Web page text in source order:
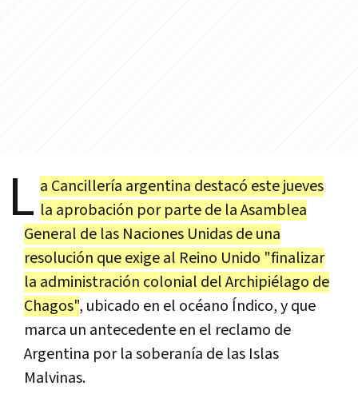
L a Cancillería argentina destacó este jueves
la aprobación por parte de la Asamblea
General de las Naciones Unidas de una
resolución que exige al Reino Unido "finalizar
la administración colonial del Archipiélago de
Chagos", ubicado en el océano Índico, y que
marca un antecedente en el reclamo de
Argentina por la soberanía de las Islas
Malvinas.